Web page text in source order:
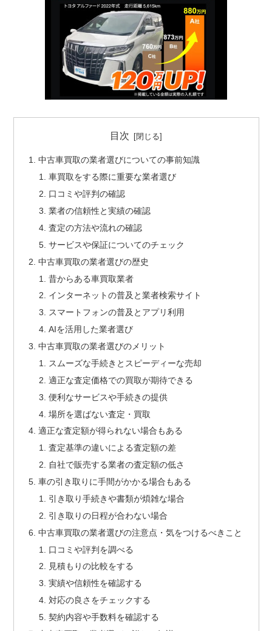
目次
中古車買取の業者選びについての事前知識
車買取をする際に重要な業者選び
口コミや評判の確認
業者の信頼性と実績の確認
査定の方法や流れの確認
サービスや保証についてのチェック
中古車買取の業者選びの歴史
昔からある車買取業者
インターネットの普及と業者検索サイト
スマートフォンの普及とアプリ利用
AIを活用した業者選び
中古車買取の業者選びのメリット
スムーズな手続きとスピーディーな売却
適正な査定価格での買取が期待できる
便利なサービスや手続きの提供
場所を選ばない査定・買取
適正な査定額が得られない場合もある
査定基準の違いによる査定額の差
自社で販売する業者の査定額の低さ
車の引き取りに手間がかかる場合もある
引き取り手続きや書類が煩雑な場合
引き取りの日程が合わない場合
中古車買取の業者選びの注意点・気をつけるべきこと
口コミや評判を調べる
見積もりの比較をする
実績や信頼性を確認する
対応の良さをチェックする
契約内容や手数料を確認する